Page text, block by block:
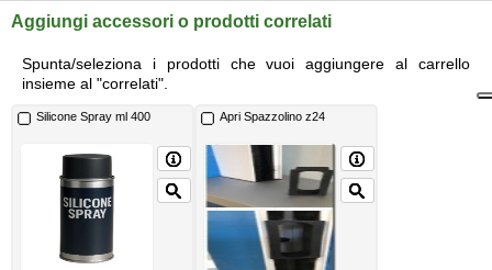
Aggiungi accessori o prodotti correlati
Spunta/seleziona i prodotti che vuoi aggiungere al carrello
insieme al "correlati".
Silicone Spray ml 400 Apri Spazzolino z24